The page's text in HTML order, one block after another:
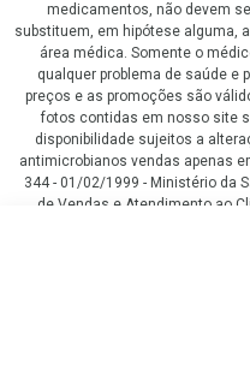
medicamentos, não devem
substituem, em hipótese alguma,
área médica. Somente o
qualquer problema de saúde e
preços e as promoções são
fotos contidas em nosso site
disponibilidade sujeitos a
antimicrobianos vendas apenas
344 - 01/02/1999 - Ministério da
de Vendas e Atendimento ao